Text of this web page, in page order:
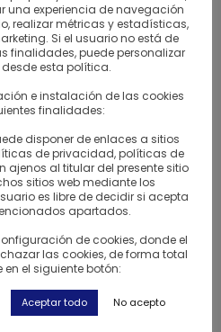
favorecen la armonía entre
a que las personas
sería posible sin los valiosos
de cultivos ecológicos
de agricultores de todo el
nuestro apoyo a
De ello se aseguran
de producción, en
Allí ayudan a las personas
asistencia y
permanente
y la ayuda a personas
una experiencia de navegación
realizar métricas y estadísticas,
Si el usuario no está de
finalidades, puede personalizar
esta política.
e instalación de las cookies
finalidades:
disponer de enlaces a sitios
de privacidad, políticas de
ajenos al titular del presente sitio
sitios web mediante los
es libre de decidir si acepta
apartados.
de cookies, donde el
las cookies, de forma total
en el siguiente botón:
Aceptar todo No acepto